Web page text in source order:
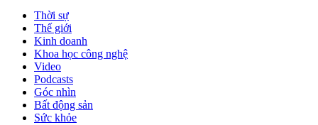
Thời sự
Thế giới
Kinh doanh
Khoa học công nghệ
Video
Podcasts
Góc nhìn
Bất động sản
Sức khỏe